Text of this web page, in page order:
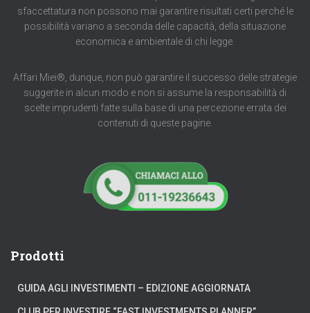
sfaccettatura non possono mai garantire risultati certi perché le
possibilità variano a seconda delle capacità, della situazione
economica e ambientale di chi legge.
Affari Miei®, dunque, non può garantire il successo delle strategie
suggerite in alcun modo e non si assume la responsabilità di
scelte imprudenti fatte sulla base di una percezione errata dei
contenuti di queste pagine.
Prodotti
GUIDA AGLI INVESTIMENTI – EDIZIONE AGGIORNATA